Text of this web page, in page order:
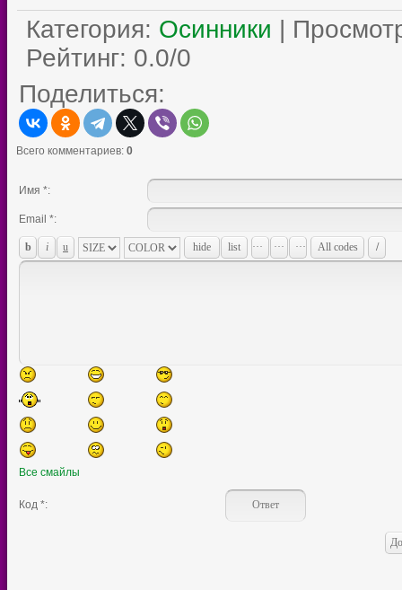
Категория: Осинники |
Рейтинг: 0.0/0
Поделиться:
Всего комментариев: 0
Имя *:
Email *:
Все смайлы
Код *: